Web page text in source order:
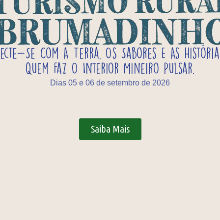
Se Com A Terra, Os Sabores E As
Quem Faz O Interior Mineiro Pulsar.
Dias 05 e 06 de setembro de 2026
Saiba Mais